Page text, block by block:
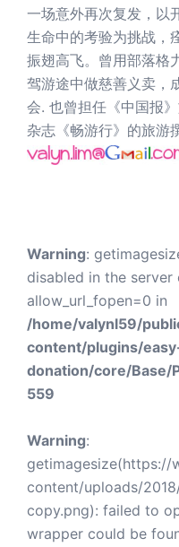
一场意外再次复发，以
生命中的考验为挑战，
振翅高飞。曾用部落格
驾游途中做慈善义卖，
会. 也曾担任《中国报
杂志《畅游行》的旅游
Warning:
disabled in the
allow_url_fopen=0 in
/home/valynl59/
content/plugins/
donation/core/Base/
559
Warning:
getimagesize(https://
content/uploads/
copy.png): failed to
wrapper could be